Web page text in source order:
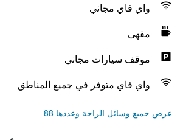
واي فاي مجاني
مقهى
موقف سيارات مجاني
واي فاي متوفر في جميع المناطق
عرض جميع وسائل الراحة وعددها 88